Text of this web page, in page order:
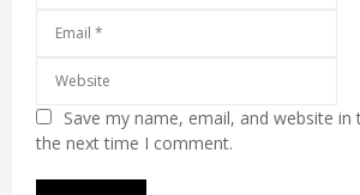
Save my name, email, and website
the next time I comment.